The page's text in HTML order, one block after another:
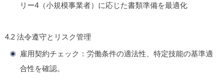
リー4（小規模事業者）に応じた書類準備を最適化
4.2 法令遵守とリスク管理
雇用契約チェック ：労働条件の適法性、特定技能の基準適
合性を確認。